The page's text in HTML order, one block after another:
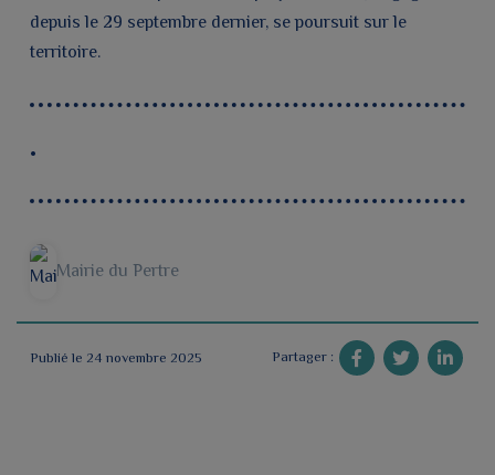
depuis le 29 septembre dernier, se poursuit sur le
territoire.
Mairie du Pertre
Publié le 24 novembre 2025 Partager :